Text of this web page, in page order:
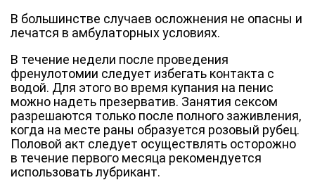
В большинстве случаев осложнения не опасны и
лечатся в амбулаторных условиях.
В течение недели после проведения
френулотомии следует избегать контакта с
водой. Для этого во время купания на пенис
можно надеть презерватив. Занятия сексом
разрешаются только после полного заживления,
когда на месте раны образуется розовый рубец.
Половой акт следует осуществлять осторожно
в течение первого месяца рекомендуется
использовать лубрикант.